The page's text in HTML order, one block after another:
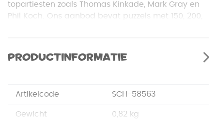
topartiesten zoals Thomas Kinkade, Mark Gray en
Phil Koch. Ons aanbod bevat puzzels met 150, 200,
Productinformatie
Artikelcode SCH-58563
Gewicht 0,82 kg